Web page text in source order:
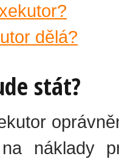
dělá?
stát?
náklady